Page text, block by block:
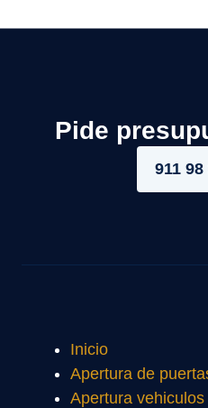
Pide
911 98
Inicio
Apertura de
Apertura vehiculos